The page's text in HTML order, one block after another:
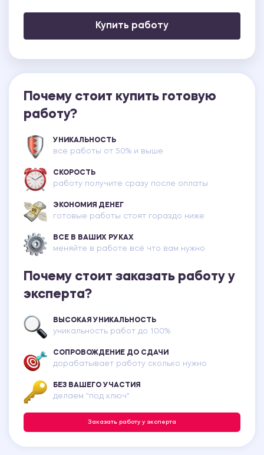
Купить работу
Почему стоит купить готовую
работу?
УНИКАЛЬНОСТЬ
все работы от 50% и выше
СКОРОСТЬ
работу получите сразу после оплаты
ЭКОНОМИЯ ДЕНЕГ
готовые работы стоят гораздо ниже
ВСЕ В ВАШИХ РУКАХ
меняйте в работе всё что вам нужно
Почему стоит заказать работу у
эксперта?
ВЫСОКАЯ УНИКАЛЬНОСТЬ
уникальность работ до 100%
СОПРОВОЖДЕНИЕ ДО СДАЧИ
дорабатывает работу сколько нужно
БЕЗ ВАШЕГО УЧАСТИЯ
делаем "под ключ"
Заказать работу у эксперта